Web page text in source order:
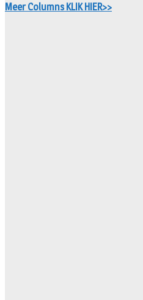
Meer Columns KLIK HIER>>